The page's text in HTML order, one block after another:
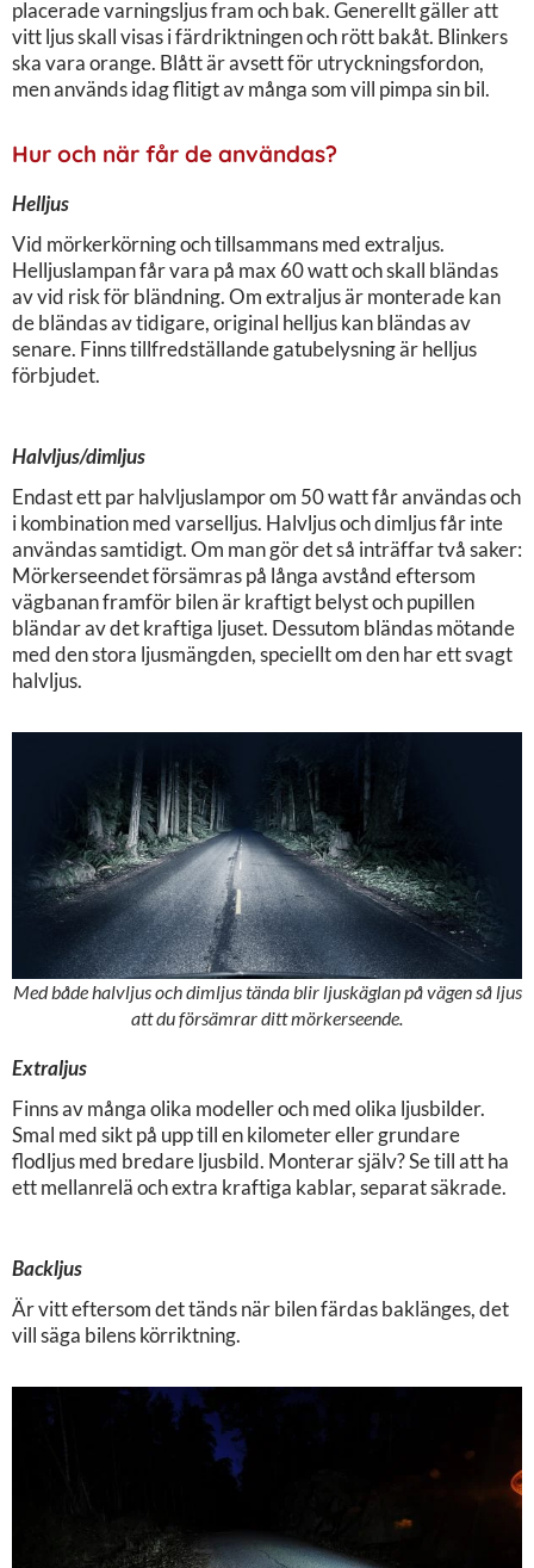
placerade varningsljus fram och bak. Generellt gäller att
vitt ljus skall visas i färdriktningen och rött bakåt. Blinkers
ska vara orange. Blått är avsett för utryckningsfordon,
men används idag flitigt av många som vill pimpa sin bil.
Hur och när får de användas?
Helljus
Vid mörkerkörning och tillsammans med extraljus.
Helljuslampan får vara på max 60 watt och skall bländas
av vid risk för bländning. Om extraljus är monterade kan
de bländas av tidigare, original helljus kan bländas av
senare. Finns tillfredställande gatubelysning är helljus
förbjudet.
Halvljus/dimljus
Endast ett par halvljuslampor om 50 watt får användas och
i kombination med varselljus. Halvljus och dimljus får inte
användas samtidigt. Om man gör det så inträffar två saker:
Mörkerseendet försämras på långa avstånd eftersom
vägbanan framför bilen är kraftigt belyst och pupillen
bländar av det kraftiga ljuset. Dessutom bländas mötande
med den stora ljusmängden, speciellt om den har ett svagt
halvljus.
Med både halvljus och dimljus tända blir ljuskäglan på vägen så ljus
att du försämrar ditt mörkerseende.
Extraljus
Finns av många olika modeller och med olika ljusbilder.
Smal med sikt på upp till en kilometer eller grundare
flodljus med bredare ljusbild. Monterar själv? Se till att ha
ett mellanrelä och extra kraftiga kablar, separat säkrade.
Backljus
Är vitt eftersom det tänds när bilen färdas baklänges, det
vill säga bilens körriktning.